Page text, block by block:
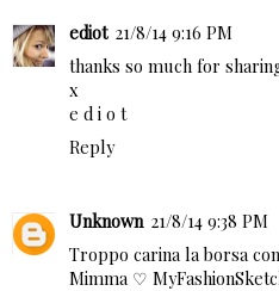
ediot 21/8/14 9:16 PM
thanks so much for
x
e d i o t
Reply
Unknown 21/8/14 9:38 PM
Troppo carina la borsa
Mimma ♡